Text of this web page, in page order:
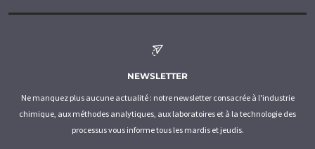
NEWSLETTER
Ne manquez plus aucune actualité : notre newsletter consacrée à l'industrie
chimique, aux méthodes analytiques, aux laboratoires et à la technologie des
processus vous informe tous les mardis et jeudis.